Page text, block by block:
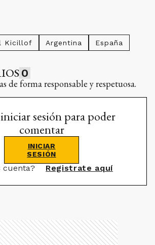
Kicillof Argentina España
0
de forma responsable y respetuosa.
sesión para poder
comentar
INICIAR
SESIÓN
cuenta? Registrate aquí